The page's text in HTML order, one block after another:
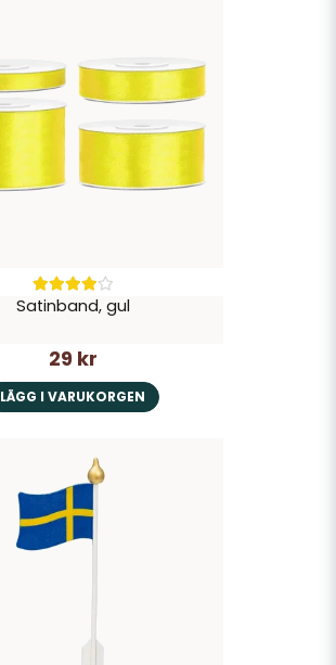
Satinband, gul
29 kr
LÄGG I VARUKORGEN